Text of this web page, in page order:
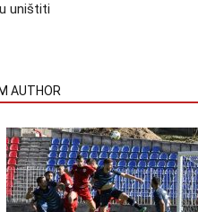
uništiti
AUTHOR